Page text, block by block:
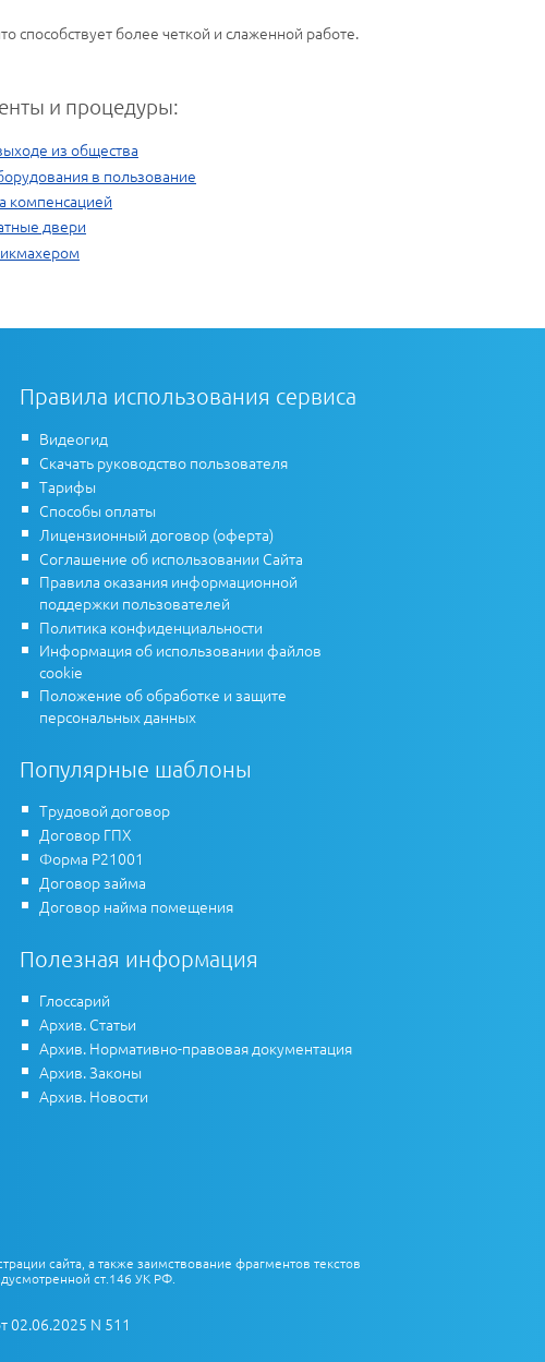
способствует более четкой и слаженной работе.
и процедуры:
из общества
в пользование
компенсацией
двери
Правила использования сервиса
Видеогид
Скачать руководство пользователя
Тарифы
Способы оплаты
Лицензионный договор (оферта)
Соглашение об использовании Сайта
Правила оказания информационной
поддержки пользователей
Политика конфиденциальности
Информация об использовании файлов
cookie
Положение об обработке и защите
персональных данных
Популярные шаблоны
Трудовой договор
Договор ГПХ
Форма Р21001
Договор займа
Договор найма помещения
Полезная информация
Глоссарий
Архив. Статьи
Архив. Нормативно-правовая документация
Архив. Законы
Архив. Новости
сайта, а также заимствование фрагментов текстов
ст.146 УК РФ.
02.06.2025 N 511